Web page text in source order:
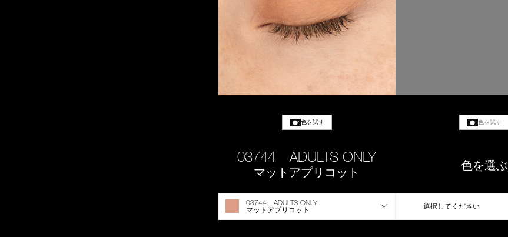
色を試す
03744 ADULTS ONLY
マットアプリコット
03744 ADULTS ONLY
マットアプリコット
色を試す
色を選ぶ
選択してください